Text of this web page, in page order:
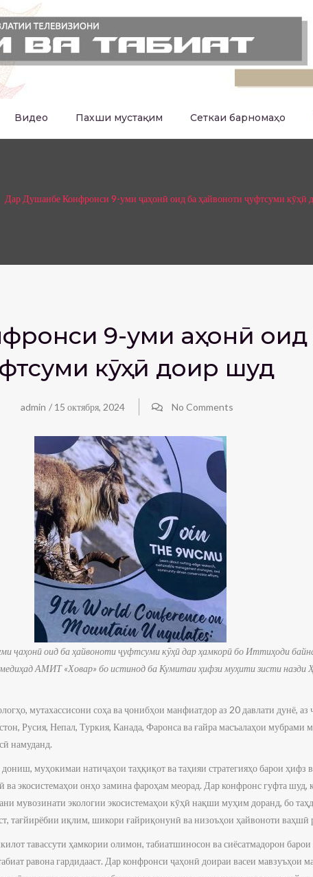
Видео Пахши мустақим Сеткаи барномаҳо
Дар Душанбе Конфронси 9-уми ҷаҳонӣ оид ба ҳайвоноти ҷуфтсуми кӯҳӣ
9-уми ҷаҳонӣ оид
кӯҳӣ доир шуд
admin / 15 октября, 2024 No Comments
ҷаҳонӣ оид ба ҳайвоноти ҷуфтсуми кӯҳӣ дар ҳамкорӣ бо Иттиҳоди
АМИТ «Ховар» бо истинод ба Кумитаи ҳифзи муҳити зисти назди
мутахассисони соҳа ва ҷонибҳои манфиатдор аз 20 давлати дунё,
Русия, Непал, Туркия, Канада, Фаронса ва ғайра масъалаҳои мубрами
намуданд.
муҳокимаи натиҷаҳои таҳқиқот ва таҳияи стратегияҳо барои ҳифз
ва экосистемаҳои онҳо замина фароҳам меорад. Дар конфронс гуфта шуд,
мувозинати экологии экосистемаҳои кӯҳӣ нақши муҳим доранд, бо
тағйирёбии иқлим, шикори ғайриқонунӣ ва низоъҳои ҳайвоноти ваҳшӣ
тавассути ҳамкории олимон, табиатшиносон ва сиёсатмадорон барои
равона гардидааст. Дар конфронси ҷаҳонӣ доираи васеи мавзуъҳои